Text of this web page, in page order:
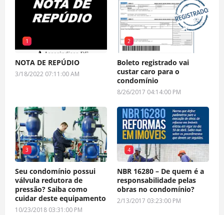
1
NOTA DE REPÚDIO
3/18/2022 07:11:00 AM
2
Boleto registrado vai
custar caro para o
condomínio
8/26/2017 04:14:00 PM
3
Seu condomínio possui
válvula redutora de
pressão? Saiba como
cuidar deste equipamento
10/23/2018 03:31:00 PM
4
NBR 16280 – De quem é a
responsabilidade pelas
obras no condomínio?
2/13/2017 03:23:00 PM